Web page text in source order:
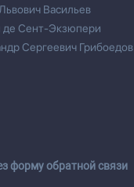
Васильев
де Сент-Экзюпери
Сергеевич Грибоедов
форму обратной связи